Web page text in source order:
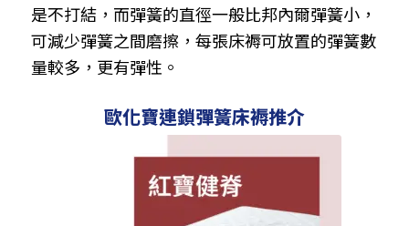
是不打結，而彈簧的直徑一般比邦內爾彈簧小，
可減少彈簧之間磨擦，每張床褥可放置的彈簧數
量較多，更有彈性。
歐化寶連鎖彈簧床褥推介